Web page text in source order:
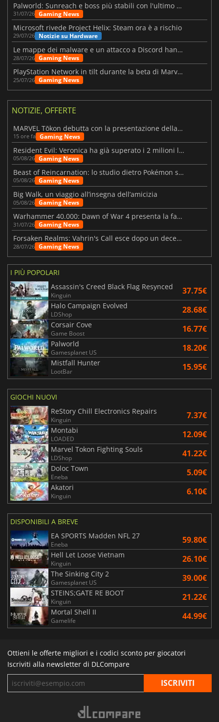
Palworld: Sunreach e boss più stabili con l'ultimo update
31/07/26 Gaming News
Microsoft rivede Project Helix: Steam ora è a rischio
29/07/26 Notizie su Hardware
Le mappe dei malware e un attacco a Discord hanno colpito Meccha Chameleon
28/07/26 Gaming News
PlayStation Network in tilt durante la beta di Marvel Tōkon
25/07/26 Gaming News
NOTIZIE, OFFERTE
MARVEL Tōkon debutta con la presentazione della roadmap per il primo anno
15 ore fa Gaming News
Resident Evil: Veronica ha già superato i 2 milioni liste dei desideri
05/08/26 Gaming News
Beast of Reincarnation: lo studio dietro Pokémon su una nuova strada
05/08/26 Gaming News
Big Walk, un viaggio all’insegna dell’amicizia
05/08/26 Gaming News
Warhammer 40.000: Dawn of War 4 presenta la fazione dei Necron
31/07/26 Gaming News
Forsaken Realms: Vahrin's Call esce dopo un decennio di sviluppo
28/07/26 Gaming News
I PIÙ POPOLARI
Assassin's Creed Black Flag Resynced
Kinguin 37.75€
Halo Campaign Evolved
LDShop 28.68€
Corsair Cove
Game Boost 16.77€
Palworld
Gamesplanet US 18.20€
Mistfall Hunter
LootBar 15.95€
GIOCHI NUOVI
ReStory Chill Electronics Repairs
Kinguin 7.37€
Montabi
LOADED 12.09€
Marvel Tokon Fighting Souls
LDShop 41.22€
Doloc Town
Eneba 5.09€
Akatori
Kinguin 6.10€
DISPONIBILI A BREVE
EA SPORTS Madden NFL 27
Eneba 59.80€
Hell Let Loose Vietnam
Kinguin 26.10€
The Sinking City 2
Gamesplanet US 39.00€
STEINS;GATE RE BOOT
Kinguin 21.22€
Mortal Shell II
Gamelife 44.99€
Ottieni le offerte migliori e i codici sconto per giocatori
Iscriviti alla newsletter di DLCompare